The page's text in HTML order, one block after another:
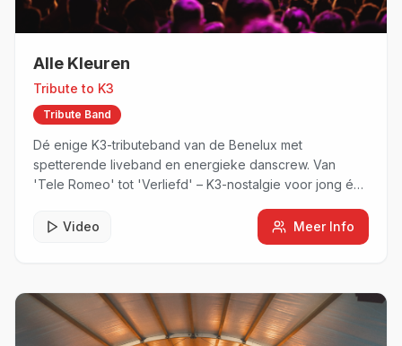
Alle Kleuren
Tribute to K3
Tribute Band
Dé enige K3-tributeband van de Benelux met
spetterende liveband en energieke danscrew. Van
'Tele Romeo' tot 'Verliefd' – K3-nostalgie voor jong én
Video
Meer Info